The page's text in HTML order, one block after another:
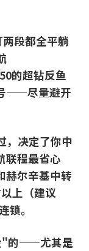
段都全平躺
的超钻反鱼
——尽量避开
，决定了你中
联程最省心
赫尔辛基中转
上（建议
锁。
"的——尤其是